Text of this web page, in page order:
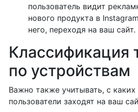
пользователь видит
нового продукта в
него, переходя на ваш сайт.
Классификация
по устройствам
Важно также учитывать, с каких
пользователи заходят на ваш